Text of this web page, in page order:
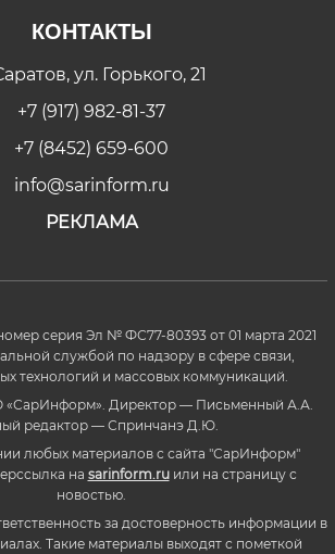
КОНТАКТЫ
ул. Горького, 21
+7 (917) 982-81-37
+7 (8452) 659-600
info@sarinform.ru
РЕКЛАМА
серия Эл № ФС77-80393 от 01 марта 2021
службой по надзору в сфере связи,
технологий и массовых коммуникаций.
Директор — Письменный А.А.
редактор — Спринчанэ Д.Ю.
любых материалов с сайта "СарИнформ"
на sarinform.ruили на страницу с
новостью.
за достоверность информации в
Такие материалы выходят с пометкой